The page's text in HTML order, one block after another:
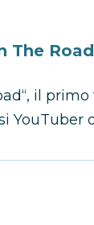
The
il
YouTuber